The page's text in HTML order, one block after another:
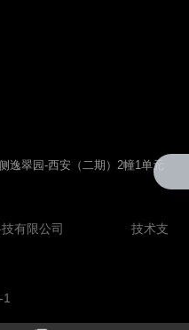
逸翠园-西安（二期）2幢1单元
境科技有限公司 技术支